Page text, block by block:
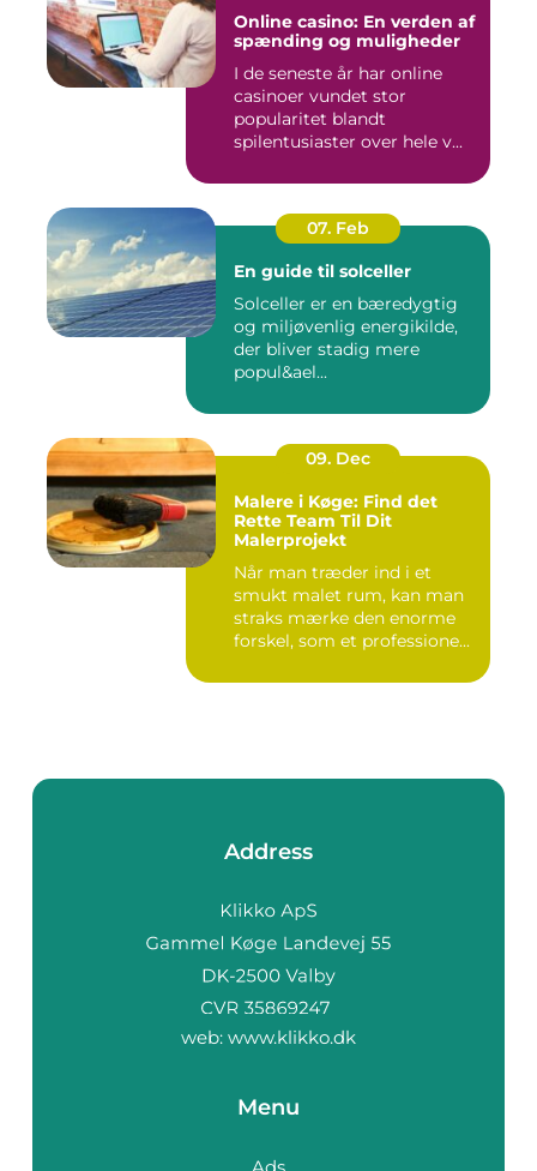
Online casino: En verden af
spænding og muligheder
I de seneste år har online
casinoer vundet stor
popularitet blandt
spilentusiaster over hele v...
07. Feb
En guide til solceller
Solceller er en bæredygtig
og miljøvenlig energikilde,
der bliver stadig mere
popul&ael...
09. Dec
Malere i Køge: Find det
Rette Team Til Dit
Malerprojekt
Når man træder ind i et
smukt malet rum, kan man
straks mærke den enorme
forskel, som et professione...
Address
web: www.klikko.dk
Menu